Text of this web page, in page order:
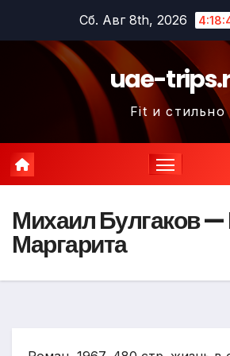
содержимому
Сб. Авг 8th, 2026
uae-
Fit и стильно
Михаил Булгаков —
Маргарита